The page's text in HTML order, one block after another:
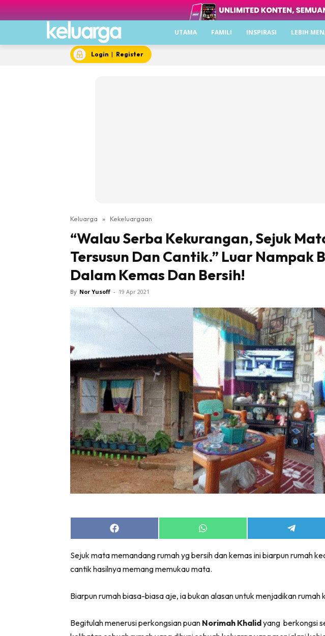
UTAMA FAMILI INSPIRASI LEBIH
Login | Register
Keluarga » Kekeluargaan
“Walau Serba Kekurangan, Sejuk
Tersusun Dan Cantik.” Luar Nampak
Dalam Kemas Dan Bersih!
By Nor Yusoff - 19 Apr 2021
Share
on
Share
on
Share
on
Sejuk mata memandang rumah yg bersih dan kemas ini biarpun rumah
cantik hasilnya memang memukau mata.
Biarpun rumah biasa-biasa aje, ia bukan alasan untuk menjadikan rumah
Begitulah menerusi perkongsian puan Norimah Khalidyang berkongsi